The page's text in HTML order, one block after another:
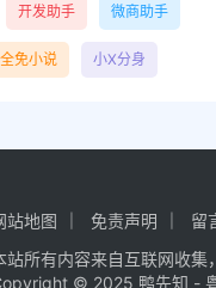
开发助手 微商助手
全免小说 小X分身
站地图 免责声明 留
站所有内容来自互联网收
© 2025 鸭先知 -